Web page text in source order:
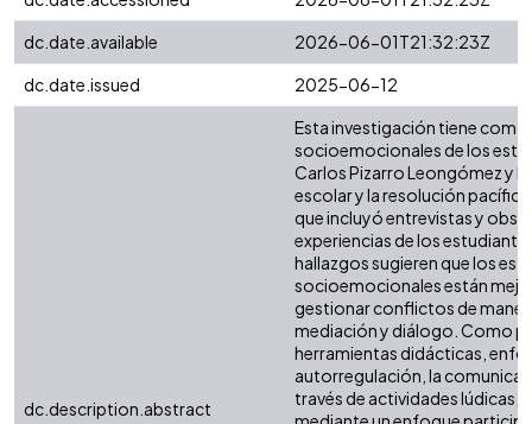
dc.date.available
2026-06-01T21:32:23Z
dc.date.issued
2025-06-12
dc.description.abstract
Esta investigación tiene
socioemocionales de los
Carlos Pizarro Leongómez y
escolar y la resolución
que incluyó entrevistas y
experiencias de los
hallazgos sugieren que los
socioemocionales están
gestionar conflictos de
mediación y diálogo. Como
herramientas didácticas,
autorregulación, la
través de actividades lúdicas,